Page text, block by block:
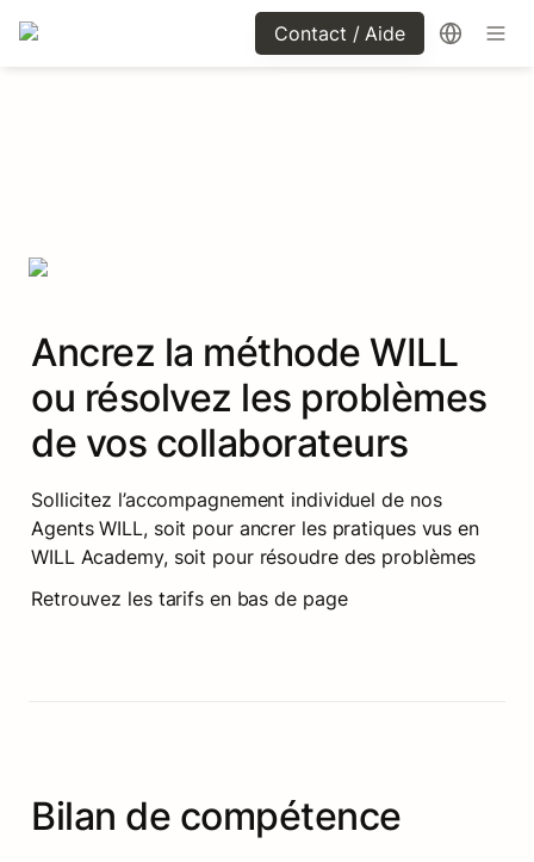
Contact / Aide
Ancrez la méthode WILL
ou résolvez les problèmes
de vos collaborateurs
Sollicitez l’accompagnement individuel de nos
Agents WILL, soit pour ancrer les pratiques vus en
WILL Academy, soit pour résoudre des problèmes
Retrouvez les tarifs en bas de page
Bilan de compétence